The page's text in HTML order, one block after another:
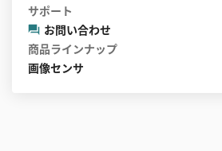
サポート
お問い合わせ
商品ラインナップ
画像センサ